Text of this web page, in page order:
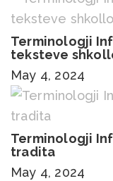
Terminologji
teksteve
May 4, 2024
Terminologji
tradita
May 4, 2024